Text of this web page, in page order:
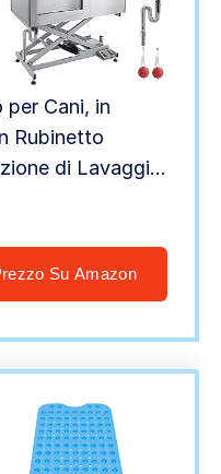
per Cani, in
Rubinetto
di Lavaggio
Su Amazon